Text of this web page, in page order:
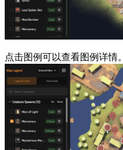
点击图例可以查看图例详情。